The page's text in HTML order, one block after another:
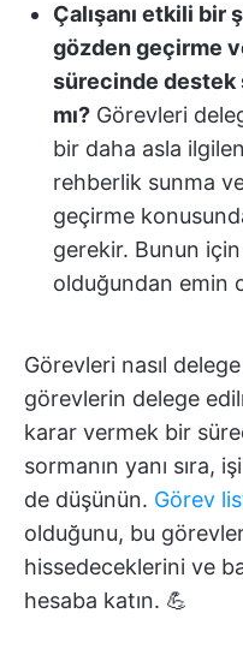
Çalışanı etkili bir
gözden geçirme
sürecinde destek
mı? Görevleri
bir daha asla
rehberlik sunma
geçirme
gerekir. Bunun için
olduğundan emin
Görevleri nasıl
görevlerin delege
karar vermek bir
sormanın yanı sıra,
de düşünün. Görev
olduğunu, bu
hissedeceklerini ve
hesaba katın. 💪